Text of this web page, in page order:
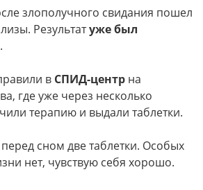
злополучного свидания пошел
Результатуже был
.
в СПИД-центр на
где уже через несколько
терапию и выдали таблетки.
сном две таблетки. Особых
нет, чувствую себя хорошо.